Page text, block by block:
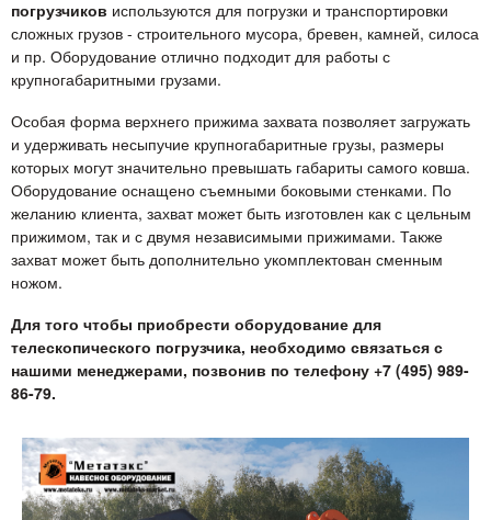
погрузчиков используются для погрузки и транспортировки
сложных грузов - строительного мусора, бревен, камней, силоса
и пр. Оборудование отлично подходит для работы с
крупногабаритными грузами.
Особая форма верхнего прижима захвата позволяет загружать
и удерживать несыпучие крупногабаритные грузы, размеры
которых могут значительно превышать габариты самого ковша.
Оборудование оснащено съемными боковыми стенками. По
желанию клиента, захват может быть изготовлен как с цельным
прижимом, так и с двумя независимыми прижимами. Также
захват может быть дополнительно укомплектован сменным
ножом.
Для того чтобы приобрести оборудование для
телескопического погрузчика, необходимо связаться с
нашими менеджерами, позвонив по телефону +7 (495) 989-
86-79.